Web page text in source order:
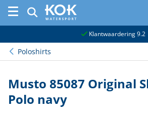
Klantwaardering 9.2
Poloshirts
Musto 85087 Original
Polo navy